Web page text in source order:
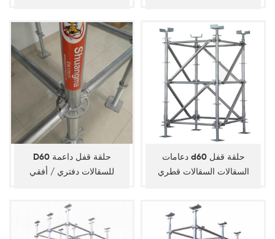
D60 حلقة قفل داعمة
للسقالات دفتري / أفقي
دعامات d60 حلقة قفل
السقالات السقالات قطري